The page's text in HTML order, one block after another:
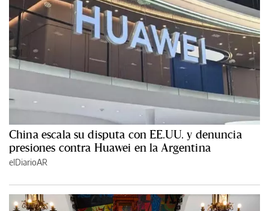
China escala su disputa con EE.UU. y denuncia
presiones contra Huawei en la Argentina
elDiarioAR